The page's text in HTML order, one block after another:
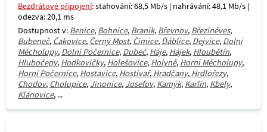
Bezdrátové připojení: stahování: 68,5 Mb/s | nahrávání: 48,1 Mb/s |
odezva: 20,1 ms
Dostupnost v: Benice, Bohnice, Braník, Břevnov, Březiněves,
Bubeneč, Čakovice, Černý Most, Čimice, Ďáblice, Dejvice, Dolní
Měcholupy, Dolní Počernice, Dubeč, Háje, Hájek, Hloubětín,
Hlubočepy, Hodkovičky, Holešovice, Holyně, Horní Měcholupy,
Horní Počernice, Hostavice, Hostivař, Hradčany, Hrdlořezy,
Chodov, Cholupice, Jinonice, Josefov, Kamýk, Karlín, Kbely,
Klánovice, ...